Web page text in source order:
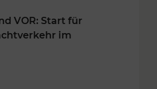
VOR: Start für
im